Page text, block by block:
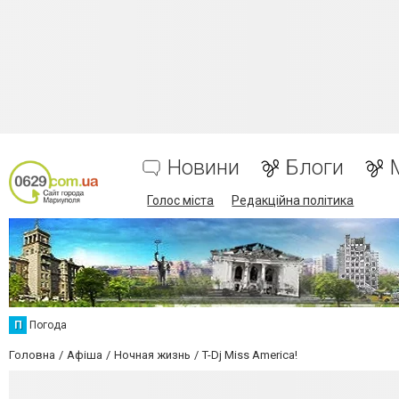
Новини Блоги
Голос міста Редакційна політика
П Погода
Головна Афіша Ночная жизнь T-Dj Miss America!